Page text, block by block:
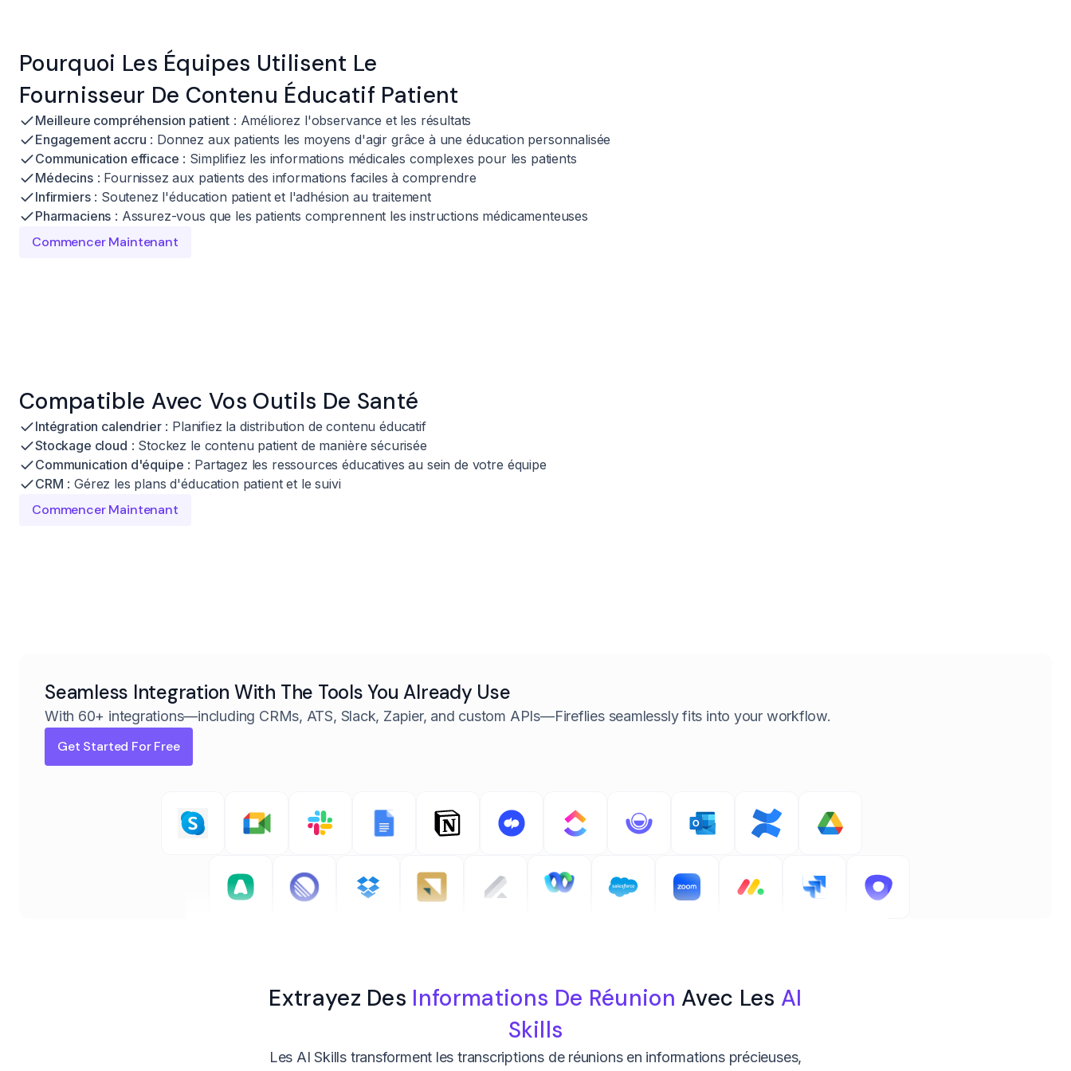
Pourquoi Les Équipes Utilisent Le
Fournisseur De Contenu Éducatif Patient
Meilleure compréhension patient : Améliorez l'observance et les résultats
Engagement accru : Donnez aux patients les moyens d'agir grâce à une éducation personnalisée
Communication efficace : Simplifiez les informations médicales complexes pour les patients
Médecins: Fournissez aux patients des informations faciles à comprendre
Infirmiers: Soutenez l'éducation patient et l'adhésion au traitement
Pharmaciens : Assurez-vous que les patients comprennent les instructions médicamenteuses
Commencer Maintenant
Compatible Avec Vos Outils De Santé
Intégration calendrier: Planifiez la distribution de contenu éducatif
Stockage cloud : Stockez le contenu patient de manière sécurisée
Communication d'équipe : Partagez les ressources éducatives au sein de votre équipe
CRM : Gérez les plans d'éducation patient et le suivi
Commencer Maintenant
Seamless Integration With The Tools You Already Use
With 60+ integrations—including CRMs, ATS, Slack, Zapier, and custom APIs—Fireflies seamlessly fits into your workflow.
Get Started For Free
Extrayez Des Informations De Réunion Avec Les AI
Skills
Les AI Skills transforment les transcriptions de réunions en informations précieuses,